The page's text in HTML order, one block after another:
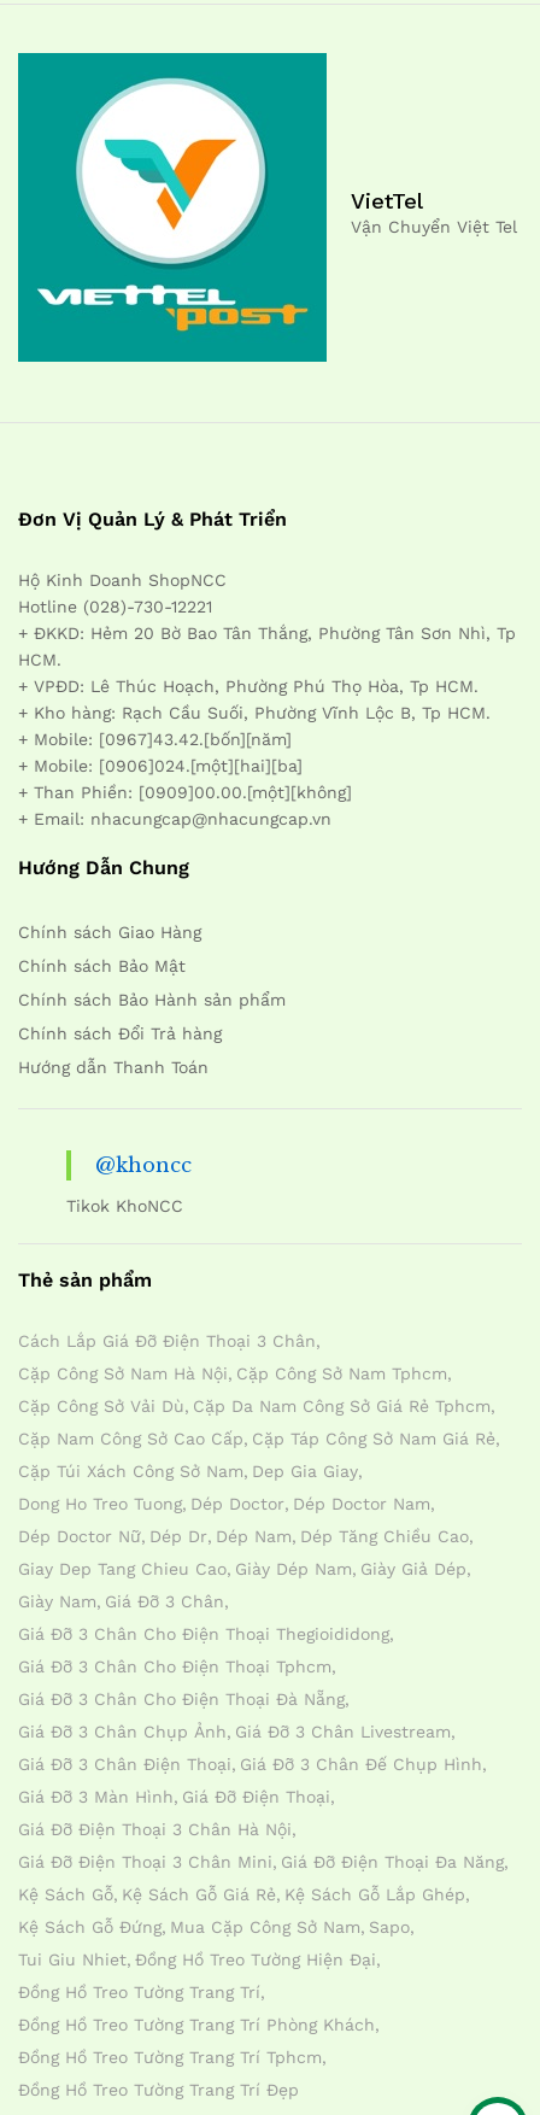
VietTel
Vận Chuyển Việt Tel
Đơn Vị Quản Lý & Phát Triển
Hộ Kinh Doanh ShopNCC
Hotline (028)-730-12221
+ ĐKKD: Hẻm 20 Bờ Bao Tân Thắng, Phường Tân Sơn Nhì, Tp
HCM.
+ VPĐD: Lê Thúc Hoạch, Phường Phú Thọ Hòa, Tp HCM.
+ Kho hàng: Rạch Cầu Suối, Phường Vĩnh Lộc B, Tp HCM.
+ Mobile: [0967]43.42.[bốn][năm]
+ Mobile: [0906]024.[một][hai][ba]
+ Than Phiền: [0909]00.00.[một][không]
+ Email: nhacungcap@nhacungcap.vn
Hướng Dẫn Chung
Chính sách Giao Hàng
Chính sách Bảo Mật
Chính sách Bảo Hành sản phẩm
Chính sách Đổi Trả hàng
Hướng dẫn Thanh Toán
@khoncc
Tikok KhoNCC
Thẻ sản phẩm
Cách Lắp Giá Đỡ Điện Thoại 3 Chân
Cặp Công Sở Nam Hà Nội Cặp Công Sở Nam Tphcm
Cặp Công Sở Vải Dù Cặp Da Nam Công Sở Giá Rẻ Tphcm
Cặp Nam Công Sở Cao Cấp Cặp Táp Công Sở Nam Giá Rẻ
Cặp Túi Xách Công Sở Nam Dep Gia Giay
Dong Ho Treo Tuong Dép Doctor Dép Doctor Nam
Dép Doctor Nữ Dép Dr Dép Nam Dép Tăng Chiều Cao
Giay Dep Tang Chieu Cao Giày Dép Nam Giày Giả Dép
Giày Nam Giá Đỡ 3 Chân
Giá Đỡ 3 Chân Cho Điện Thoại Thegioididong
Giá Đỡ 3 Chân Cho Điện Thoại Tphcm
Giá Đỡ 3 Chân Cho Điện Thoại Đà Nẵng
Giá Đỡ 3 Chân Chụp Ảnh Giá Đỡ 3 Chân Livestream
Giá Đỡ 3 Chân Điện Thoại Giá Đỡ 3 Chân Đế Chụp Hình
Giá Đỡ 3 Màn Hình Giá Đỡ Điện Thoại
Giá Đỡ Điện Thoại 3 Chân Hà Nội
Giá Đỡ Điện Thoại 3 Chân Mini Giá Đỡ Điện Thoại Đa Năng
Kệ Sách Gỗ Kệ Sách Gỗ Giá Rẻ Kệ Sách Gỗ Lắp Ghép
Kệ Sách Gỗ Đứng Mua Cặp Công Sở Nam Sapo
Tui Giu Nhiet Đồng Hồ Treo Tường Hiện Đại
Đồng Hồ Treo Tường Trang Trí
Đồng Hồ Treo Tường Trang Trí Phòng Khách
Đồng Hồ Treo Tường Trang Trí Tphcm
Đồng Hồ Treo Tường Trang Trí Đẹp